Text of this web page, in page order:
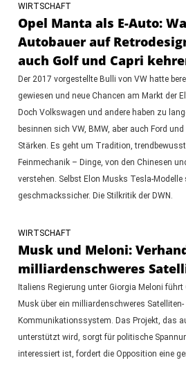
WIRTSCHAFT
Opel Manta als E-Auto:
Autobauer auf
auch Golf und Capri
Der 2017 vorgestellte Bulli von VW hatte
gewiesen und neue Chancen am Markt der
Doch Volkswagen und andere haben zu
besinnen sich VW, BMW, aber auch Ford
Stärken. Es geht um Tradition,
Feinmechanik – Dinge, von den Chinesen
verstehen. Selbst Elon Musks Tesla-
geschmackssicher. Die Stilkritik der DWN.
WIRTSCHAFT
Musk und Meloni:
milliardenschweres
Italiens Regierung unter Giorgia Meloni führt
Musk über ein milliardenschweres Satelliten-
Kommunikationssystem. Das Projekt, das
unterstützt wird, sorgt für politische
interessiert ist, fordert die Opposition eine